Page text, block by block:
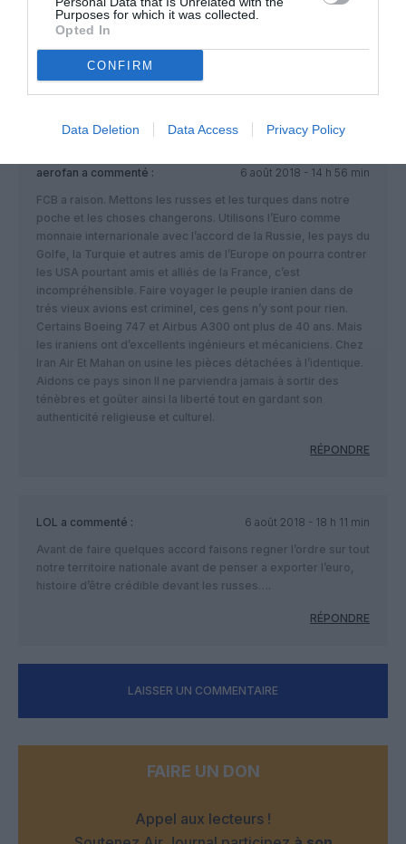
Purposes for which it was collected.
Opted In
CONFIRM
Data Deletion Data Access Privacy Policy
Euclide a commenté :
6 août 2018 - 14 h 52 min
Il est dommage que des A-3330 pour Iran Air n’ont pas été
livré à cette date
aerofan a commenté :
6 août 2018 - 14 h 56 min
FCB a raison. Mettons les russes et les turques dans notre
poche et les choses changerons. Utilisons l’Euro comme
monnaie internarionale avec l’accord de la Russie, les pays du
Golfe, la Turquie et autres amis de l’Europe on pourra contrer
les USA pourtant amis et alliés de la France, c’est
incompréhensible. Faire voyager le peuple iranien dans de
trés vieux avions est criminel, ces gens n’y sont pour rien.
Certains Boeing 747 et Airbus A300 ont plus de 40 ans. Mais
les iraniens ont d’excellents ingénieurs et mécaniciens. Chez
Iran Air Et Mahan on usine les pièces détachées à l’identique.
Aidons ce pays sinon Il ne parviendra jamais à sortir des
ténèbres et goûter ainsi la liberté tout en gardant son
authenticité religieuse et culturel.
RÉPONDRE
LOL a commenté :
6 août 2018 - 18 h 11 min
Avant de faire quelques accord faisons regner l’ordre sur tout
notre territoire nationale avant de penser a exporter l’euro,
histoire d’être crédible devant les russes….
RÉPONDRE
LAISSER UN COMMENTAIRE
FAIRE UN DON
Appel aux lecteurs !